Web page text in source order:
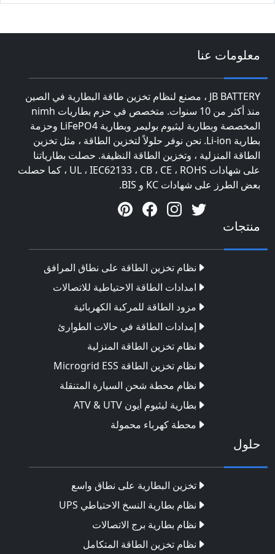
معلومات عنا
JB BATTERY ، مصنع لنظام تخزين طاقة البطارية في الصين
منذ أكثر من 10 سنوات. متخصص في حزم بطاريات nimh
المخصصة وبطارية ليثيوم بوليمر وبطارية LiFePO4 وحزمة
بطارية Li-ion. نحن نوفر حلولاً لتخزين الطاقة ، مثل تخزين
الطاقة المنزلية ، وتخزين الطاقة النظيفة. حصلت بطارياتنا
على شهادات UL ، IEC62133 ، CB ، CE ، ROHS ، كما حصلت
بعض الطرز على شهادات KC و BIS.
منتجات
نظام تخزين الطاقة على نطاق المرافق
امدادات الطاقة الاحتياطية للاتصالات
مزود الطاقة للمركبة الكهربائية
إمدادات الطاقة في حالات الطوارئ
نظام تخزين الطاقة المنزلية
نظام تخزين الطاقة Microgrid ESS
نظام محطة شحن السيارة المتنقلة
بطارية ليثيوم أيون ATV & UTV
محطة كهرباء محمولة
حلول
تخزين البطارية على نطاق واسع
نظام بطارية النسخ الاحتياطي UPS
نظام بطارية برج الاتصالات
نظام تخزين الطاقة المتكامل